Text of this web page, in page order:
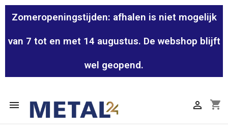
Zomeropeningstijden: afhalen is niet mogelijk
van 7 tot en met 14 augustus. De webshop blijft
wel geopend.
 shopping_cart
